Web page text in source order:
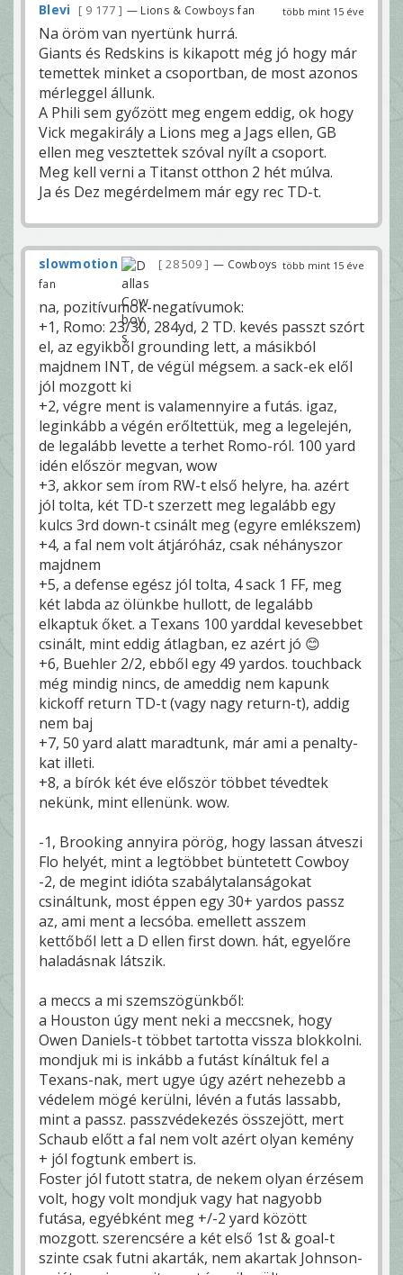
több mint 15 éve
Blevi 9 177 — Lions & Cowboys fan
Na öröm van nyertünk hurrá.
Giants és Redskins is kikapott még jó hogy már
temettek minket a csoportban, de most azonos
mérleggel állunk.
A Phili sem győzött meg engem eddig, ok hogy
Vick megakirály a Lions meg a Jags ellen, GB
ellen meg vesztettek szóval nyílt a csoport.
Meg kell verni a Titanst otthon 2 hét múlva.
Ja és Dez megérdelmem már egy rec TD-t.
több mint 15 éve
slowmotion 28 509
— Cowboys
fan
na, pozitívumok-negatívumok:
+1, Romo: 23/30, 284yd, 2 TD. kevés passzt szórt
el, az egyikből grounding lett, a másikból
majdnem INT, de végül mégsem. a sack-ek elől
jól mozgott ki
+2, végre ment is valamennyire a futás. igaz,
leginkább a végén erőltettük, meg a legelején,
de legalább levette a terhet Romo-ról. 100 yard
idén először megvan, wow
+3, akkor sem írom RW-t első helyre, ha. azért
jól tolta, két TD-t szerzett meg legalább egy
kulcs 3rd down-t csinált meg (egyre emlékszem)
+4, a fal nem volt átjáróház, csak néhányszor
majdnem
+5, a defense egész jól tolta, 4 sack 1 FF, meg
két labda az ölünkbe hullott, de legalább
elkaptuk őket. a Texans 100 yarddal kevesebbet
csinált, mint eddig átlagban, ez azért jó 😊
+6, Buehler 2/2, ebből egy 49 yardos. touchback
még mindig nincs, de ameddig nem kapunk
kickoff return TD-t (vagy nagy return-t), addig
nem baj
+7, 50 yard alatt maradtunk, már ami a penalty-
kat illeti.
+8, a bírók két éve először többet tévedtek
nekünk, mint ellenünk. wow.
-1, Brooking annyira pörög, hogy lassan átveszi
Flo helyét, mint a legtöbbet büntetett Cowboy
-2, de megint idióta szabálytalanságokat
csináltunk, most éppen egy 30+ yardos passz
az, ami ment a lecsóba. emellett asszem
kettőből lett a D ellen first down. hát, egyelőre
haladásnak látszik.
a meccs a mi szemszögünkből:
a Houston úgy ment neki a meccsnek, hogy
Owen Daniels-t többet tartotta vissza blokkolni.
mondjuk mi is inkább a futást kínáltuk fel a
Texans-nak, mert ugye úgy azért nehezebb a
védelem mögé kerülni, lévén a futás lassabb,
mint a passz. passzvédekezés összejött, mert
Schaub előtt a fal nem volt azért olyan kemény
+ jól fogtunk embert is.
Foster jól futott statra, de nekem olyan érzésem
volt, hogy volt mondjuk vagy hat nagyobb
futása, egyébként meg +/-2 yard között
mozgott. szerencsére a két első 1st & goal-t
szinte csak futni akarták, nem akartak Johnson-